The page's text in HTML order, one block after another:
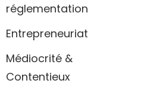
réglementation
Entrepreneuriat
Médiocrité &
Contentieux